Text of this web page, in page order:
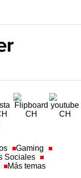
Gaming
Sociales
Más temas